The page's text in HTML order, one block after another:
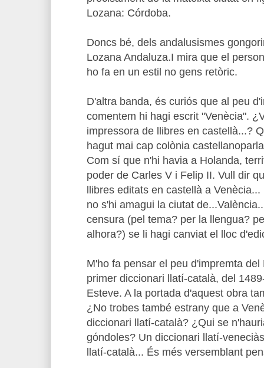
Lozana: Córdoba.
Doncs bé, dels andalusismes
Lozana Andaluza.I mira que el
ho fa en un estil no gens retòric.
D'altra banda, és curiós que al peu
comentem hi hagi escrit "Venècia".
impressora de llibres en castellà...?
hagut mai cap colònia
Com sí que n'hi havia a Holanda,
poder de Carles V i Felip II. Vull dir
llibres editats en castellà a
no s'hi amagui la ciutat
censura (pel tema? per la llengua?
alhora?) se li hagi canviat el lloc
M'ho fa pensar el peu d'impremta
primer diccionari llatí-català, del
Esteve. A la portada d'aquest obra
¿No trobes també estrany que a
diccionari llatí-català? ¿Qui se
góndoles? Un diccionari llatí-
llatí-català... És més versemblant